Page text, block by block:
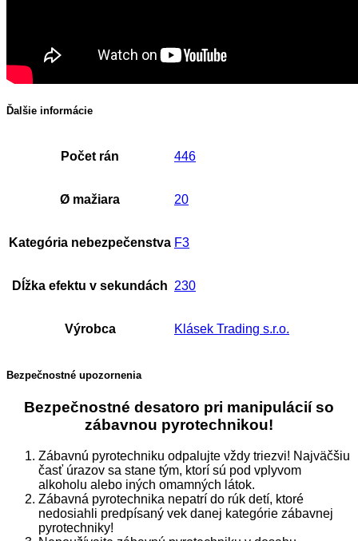
Ďalšie informácie
Počet rán 446
Ø mažiara 20
Kategória nebezpečenstva F3
Dĺžka efektu v sekundách 230
Výrobca Klásek Trading s.r.o.
Bezpečnostné upozornenia
Bezpečnostné desatoro pri manipulácií so
zábavnou pyrotechnikou!
Zábavnú pyrotechniku odpalujte vždy triezvi! Najväčšiu
časť úrazov sa stane tým, ktorí sú pod vplyvom
alkoholu alebo iných omamných látok.
Zábavná pyrotechnika nepatrí do rúk detí, ktoré
nedosiahli predpísaný vek danej kategórie zábavnej
pyrotechniky!